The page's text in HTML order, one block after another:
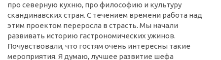
про северную кухню, про философию и культуру
скандинавских стран. С течением времени работа над
этим проектом переросла в страсть. Мы начали
развивать историю гастрономических ужинов.
Почувствовали, что гостям очень интересны такие
мероприятия. Я думаю, лучшее развитие шефа